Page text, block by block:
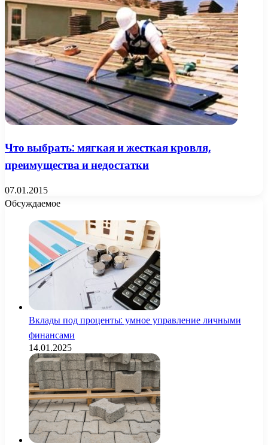
Что выбрать: мягкая и жесткая кровля,
преимущества и недостатки
07.01.2015
Обсуждаемое
Вклады под проценты: умное управление личными
финансами
14.01.2025